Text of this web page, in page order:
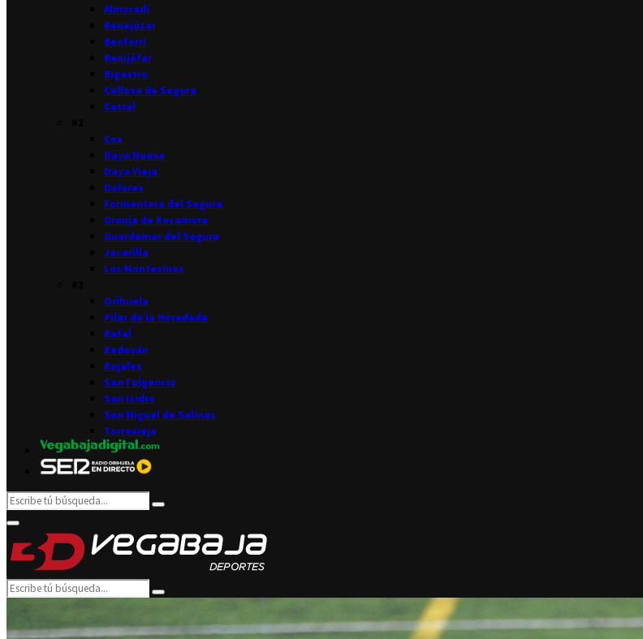
Almoradí
Benejúzar
Benferri
Benijófar
Bigastro
Callosa de Segura
Catral
Cox
Daya Nueva
Daya Vieja
Dolores
Formentera del Segura
Granja de Rocamora
Guardamar del Segura
Jacarilla
Los Montesinos
Orihuela
Pilar de la Horadada
Rafal
Redován
Rojales
San Fulgencio
San Isidro
San Miguel de Salinas
Torrevieja
Search
for:
Search
Primary
Menu
Search
for:
Search